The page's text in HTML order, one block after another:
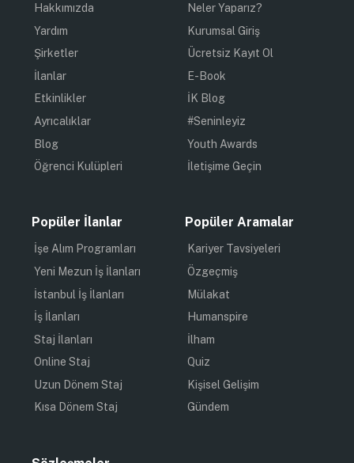
Hakkımızda
Yardım
Şirketler
İlanlar
Etkinlikler
Ayrıcalıklar
Blog
Öğrenci Kulüpleri
Neler Yaparız?
Kurumsal Giriş
Ücretsiz Kayıt Ol
E-Book
İK Blog
#Seninleyiz
Youth Awards
İletişime Geçin
Popüler İlanlar
İşe Alım Programları
Yeni Mezun İş İlanları
İstanbul İş İlanları
İş İlanları
Staj İlanları
Online Staj
Uzun Dönem Staj
Kısa Dönem Staj
Popüler Aramalar
Kariyer Tavsiyeleri
Özgeçmiş
Mülakat
Humanspire
İlham
Quiz
Kişisel Gelişim
Gündem